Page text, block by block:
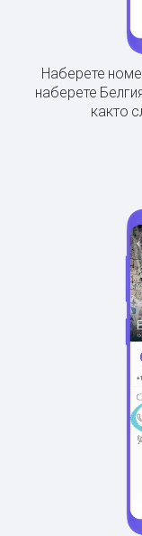
Наберете
наберете
както